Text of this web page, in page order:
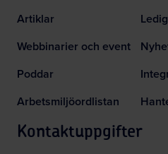
Artiklar
Webbinarier och event
Poddar
Arbetsmiljöordlistan
Kontaktuppgifter